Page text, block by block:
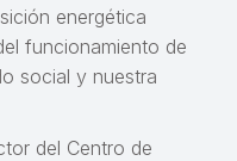
energética
funcionamiento de
social y nuestra
del Centro de